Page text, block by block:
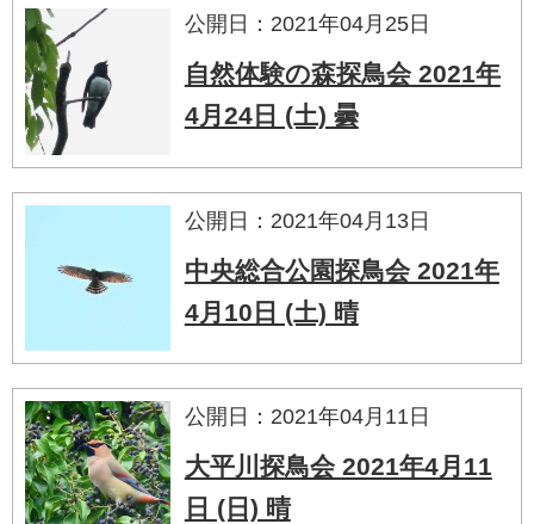
公開日：2021年04月25日
自然体験の森探鳥会 2021年
4月24日 (土) 曇
公開日：2021年04月13日
中央総合公園探鳥会 2021年
4月10日 (土) 晴
公開日：2021年04月11日
大平川探鳥会 2021年4月11
日 (日) 晴